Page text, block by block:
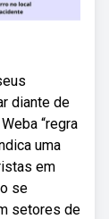
diante de
“regra
uma
em
se
setores de